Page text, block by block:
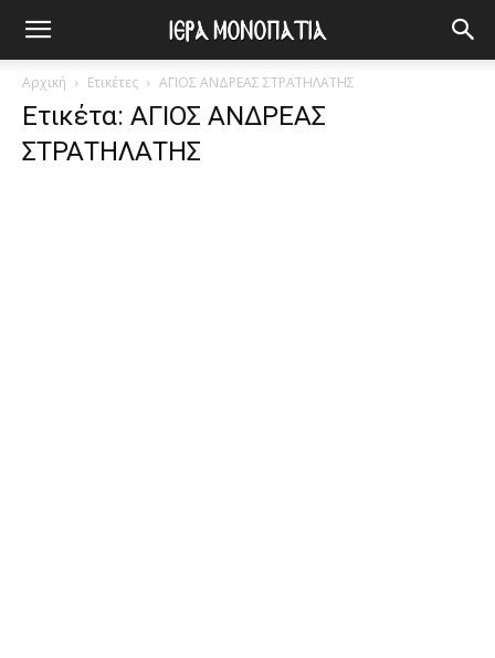
Αρχική Ετικέτες ΑΓΙΟΣ ΑΝΔΡΕΑΣ ΣΤΡΑΤΗΛΑΤΗΣ
Ετικέτα: ΑΓΙΟΣ ΑΝΔΡΕΑΣ
ΣΤΡΑΤΗΛΑΤΗΣ